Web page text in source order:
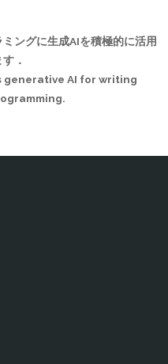
ングに生成AIを積極的に活用
．
AI for writing